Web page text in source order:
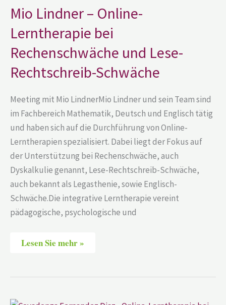
Mio Lindner – Online-
Lerntherapie bei
Rechenschwäche und Lese-
Rechtschreib-Schwäche
Meeting mit Mio LindnerMio Lindner und sein Team sind
im Fachbereich Mathematik, Deutsch und Englisch tätig
und haben sich auf die Durchführung von Online-
Lerntherapien spezialisiert. Dabei liegt der Fokus auf
der Unterstützung bei Rechenschwäche, auch
Dyskalkulie genannt, Lese-Rechtschreib-Schwäche,
auch bekannt als Legasthenie, sowie Englisch-
Schwäche.Die integrative Lerntherapie vereint
pädagogische, psychologische und
bei
Rechenschwäche
Lese-
Schwäche
Lesen Sie mehr »